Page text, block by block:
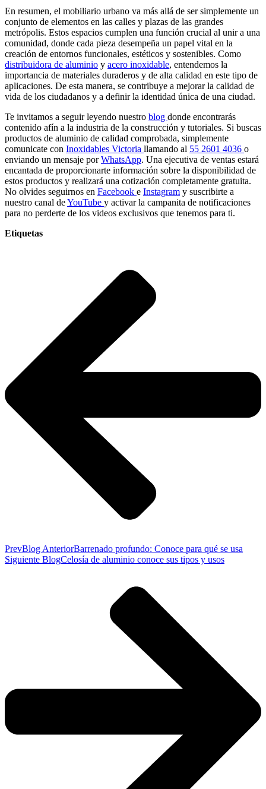
En resumen, el mobiliario urbano va más allá de ser simplemente un
conjunto de elementos en las calles y plazas de las grandes
metrópolis. Estos espacios cumplen una función crucial al unir a una
comunidad, donde cada pieza desempeña un papel vital en la
creación de entornos funcionales, estéticos y sostenibles. Como
distribuidora de aluminio y acero inoxidable, entendemos la
importancia de materiales duraderos y de alta calidad en este tipo de
aplicaciones. De esta manera, se contribuye a mejorar la calidad de
vida de los ciudadanos y a definir la identidad única de una ciudad.
Te invitamos a seguir leyendo nuestro blog donde encontrarás
contenido afín a la industria de la construcción y tutoriales. Si buscas
productos de aluminio de calidad comprobada, simplemente
comunicate con Inoxidables Victoria llamando al 55 2601 4036 o
enviando un mensaje porWhatsApp. Una ejecutiva de ventas estará
encantada de proporcionarte información sobre la disponibilidad de
estos productos y realizará una cotización completamente gratuita.
No olvides seguirnos en Facebook e Instagram y suscribirte a
nuestro canal deYouTube y activar la campanita de notificaciones
para no perderte de los videos exclusivos que tenemos para ti.
Etiquetas
PrevBlog AnteriorBarrenado profundo: Conoce para qué se usa
Siguiente BlogCelosía de aluminio conoce sus tipos y usos